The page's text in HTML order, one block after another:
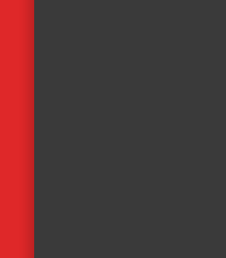
سلسلة من